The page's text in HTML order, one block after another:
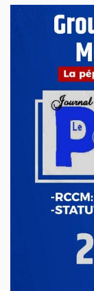
La 8e édition
officiellement
Mai 13, 2026
Nord-Kivu :
collimateur
Le député
conseil
Mai 13, 2026